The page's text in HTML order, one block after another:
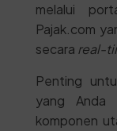
melalui
Pajak.com
secara real-
Penting
yang Anda
komponen